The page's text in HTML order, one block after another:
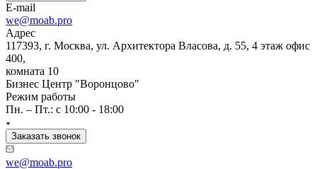
E-mail
we@moab.pro
Адрес
117393, г. Москва, ул. Архитектора Власова, д. 55, 4 этаж офис
400,
комната 10
Бизнес Центр "Воронцово"
Режим работы
Пн. – Пт.: с 10:00 - 18:00
Заказать звонок
we@moab.pro